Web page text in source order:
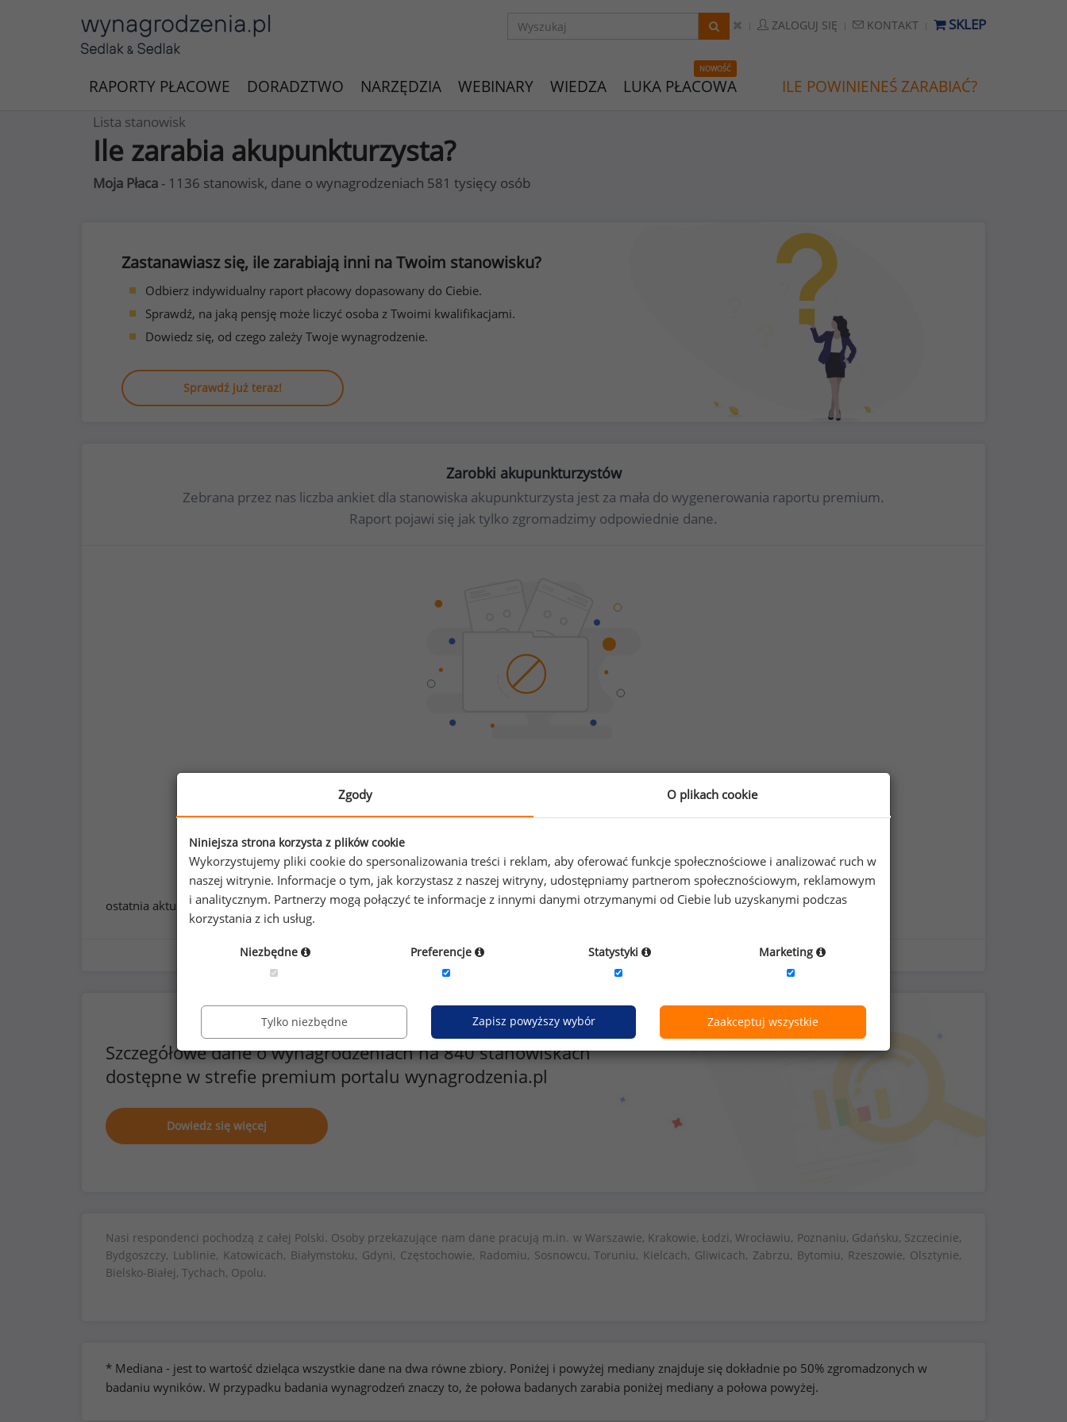
ZALOGUJ SIĘ KONTAKT SKLEP
RAPORTY PŁACOWE DORADZTWO NARZĘDZIA WEBINARY WIEDZA
NOWOŚĆ
LUKA PŁACOWA ILE POWINIENEŚ ZARABIAĆ?
Lista stanowisk
Ile zarabia akupunkturzysta?
Moja Płaca - 1136 stanowisk, dane o wynagrodzeniach 581 tysięcy osób
Zastanawiasz się, ile zarabiają inni na Twoim stanowisku?
Odbierz indywidualny raport płacowy dopasowany do Ciebie.
Sprawdź, na jaką pensję może liczyć osoba z Twoimi kwalifikacjami.
Dowiedz się, od czego zależy Twoje wynagrodzenie.
Sprawdź już teraz!
Zarobki akupunkturzystów
Zebrana przez nas liczba ankiet dla stanowiska akupunkturzysta jest za mała do wygenerowania raportu premium.
Raport pojawi się jak tylko zgromadzimy odpowiednie dane.
Sprawdź ile powinieneś zarabiać
ostatnia aktualizacja:styczeń 2026
Szczegółowe dane o wynagrodzeniach na 840 stanowiskach
dostępne w strefie premium portalu wynagrodzenia.pl
Dowiedz się więcej
Nasi respondenci pochodzą z całej Polski. Osoby przekazujące nam dane pracują m.in. w Warszawie, Krakowie, Łodzi, Wrocławiu, Poznaniu, Gdańsku, Szczecinie,
Bydgoszczy, Lublinie, Katowicach, Białymstoku, Gdyni, Częstochowie, Radomiu, Sosnowcu, Toruniu, Kielcach, Gliwicach, Zabrzu, Bytomiu, Rzeszowie, Olsztynie,
Bielsko-Białej, Tychach, Opolu.
* Mediana - jest to wartość dzieląca wszystkie dane na dwa równe zbiory. Poniżej i powyżej mediany znajduje się dokładnie po 50% zgromadzonych w
badaniu wyników. W przypadku badania wynagrodzeń znaczy to, że połowa badanych zarabia poniżej mediany a połowa powyżej.
Zgody O plikach cookie
Niniejsza strona korzysta z plików cookie
Wykorzystujemy pliki cookie do spersonalizowania treści i reklam, aby oferować funkcje społecznościowe i analizować ruch w
naszej witrynie. Informacje o tym, jak korzystasz z naszej witryny, udostępniamy partnerom społecznościowym, reklamowym
i analitycznym. Partnerzy mogą połączyć te informacje z innymi danymi otrzymanymi od Ciebie lub uzyskanymi podczas
korzystania z ich usług.
Niezbędne Preferencje Statystyki Marketing
Tylko niezbędne Zapisz powyższy wybór Zaakceptuj wszystkie